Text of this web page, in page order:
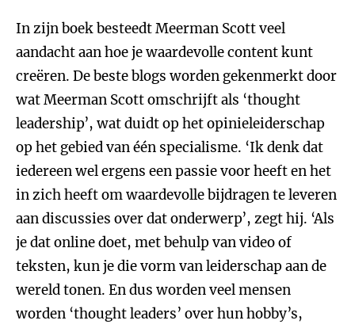
In zijn boek besteedt Meerman Scott veel
aandacht aan hoe je waardevolle content kunt
creëren. De beste blogs worden gekenmerkt door
wat Meerman Scott omschrijft als ‘thought
leadership’, wat duidt op het opinieleiderschap
op het gebied van één specialisme. ‘Ik denk dat
iedereen wel ergens een passie voor heeft en het
in zich heeft om waardevolle bijdragen te leveren
aan discussies over dat onderwerp’, zegt hij. ‘Als
je dat online doet, met behulp van video of
teksten, kun je die vorm van leiderschap aan de
wereld tonen. En dus worden veel mensen
worden ‘thought leaders’ over hun hobby’s,